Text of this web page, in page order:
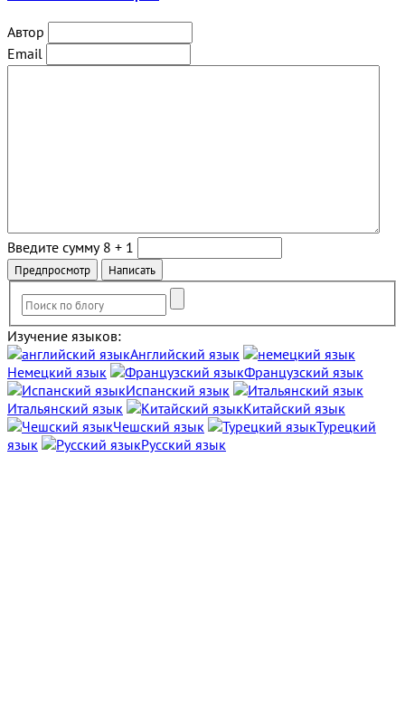
Автор
Email
Введите сумму 8 + 1
Изучение языков:
Английский язык
Немецкий язык
Французский язык
Испанский язык
Итальянский язык
Китайский язык
Чешский язык
Турецкий
язык
Русский язык